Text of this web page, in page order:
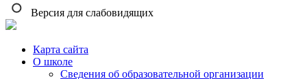
Версия для слабовидящих
Карта сайта
О школе
Сведения об образовательной организации